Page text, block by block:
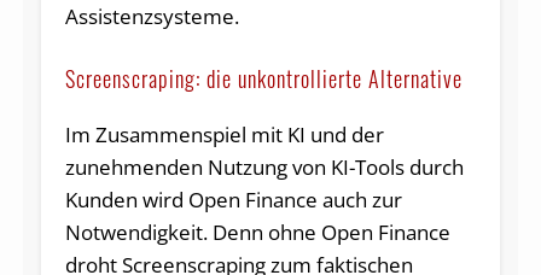
Assistenzsysteme.
Screenscraping: die unkontrollierte Alternative
Im Zusammenspiel mit KI und der
zunehmenden Nutzung von KI-Tools durch
Kunden wird Open Finance auch zur
Notwendigkeit. Denn ohne Open Finance
droht Screenscraping zum faktischen